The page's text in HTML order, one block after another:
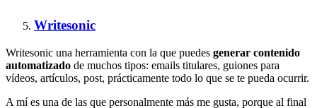
Writesonic
Writesonic una herramienta con la que puedes generar contenido
automatizado de muchos tipos: emails titulares, guiones para
vídeos, artículos, post, prácticamente todo lo que se te pueda ocurrir.
A mí es una de las que personalmente más me gusta, porque al final